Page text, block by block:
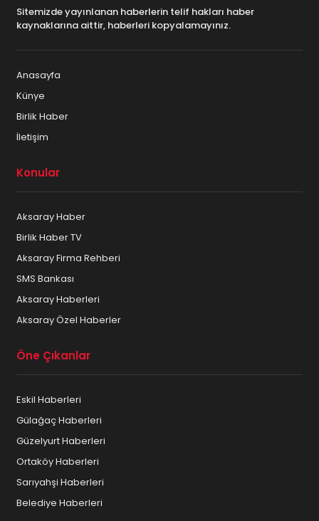
Sitemizde yayınlanan haberlerin telif hakları haber
kaynaklarına aittir, haberleri kopyalamayınız.
Anasayfa
Künye
Birlik Haber
İletişim
Konular
Aksaray Haber
Birlik Haber TV
Aksaray Firma Rehberi
SMS Bankası
Aksaray Haberleri
Aksaray Özel Haberler
Öne Çıkanlar
Eskil Haberleri
Gülağaç Haberleri
Güzelyurt Haberleri
Ortaköy Haberleri
Sarıyahşi Haberleri
Belediye Haberleri